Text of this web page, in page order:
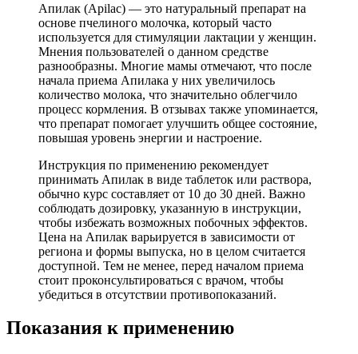
Апилак (Apilac) — это натуральный препарат на
основе пчелиного молочка, который часто
используется для стимуляции лактации у женщин.
Мнения пользователей о данном средстве
разнообразны. Многие мамы отмечают, что после
начала приема Апилака у них увеличилось
количество молока, что значительно облегчило
процесс кормления. В отзывах также упоминается,
что препарат помогает улучшить общее состояние,
повышая уровень энергии и настроение.
Инструкция по применению рекомендует
принимать Апилак в виде таблеток или раствора,
обычно курс составляет от 10 до 30 дней. Важно
соблюдать дозировку, указанную в инструкции,
чтобы избежать возможных побочных эффектов.
Цена на Апилак варьируется в зависимости от
региона и формы выпуска, но в целом считается
доступной. Тем не менее, перед началом приема
стоит проконсультироваться с врачом, чтобы
убедиться в отсутствии противопоказаний.
Показания к применению